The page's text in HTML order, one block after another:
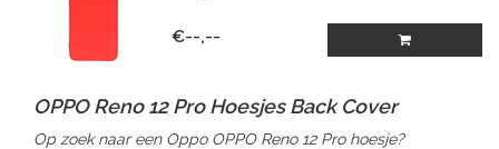
€--,--
OPPO Reno 12 Pro Hoesjes Back Cover
Op zoek naar een Oppo OPPO Reno 12 Pro hoesje?